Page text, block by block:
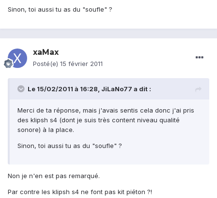
Sinon, toi aussi tu as du "soufle" ?
xaMax
Posté(e) 15 février 2011
Le 15/02/2011 à 16:28, JiLaNo77 a dit :
Merci de ta réponse, mais j'avais sentis cela donc j'ai pris
des klipsh s4 (dont je suis très content niveau qualité
sonore) à la place.
Sinon, toi aussi tu as du "soufle" ?
Non je n'en est pas remarqué.
Par contre les klipsh s4 ne font pas kit piéton ?!